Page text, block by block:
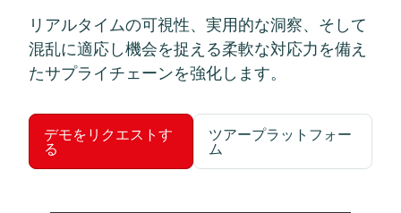
リアルタイムの可視性、実用的な洞察、そして
混乱に適応し機会を捉える柔軟な対応力を備え
たサプライチェーンを強化します。
デモをリクエストす
る
ツアープラットフォー
ム